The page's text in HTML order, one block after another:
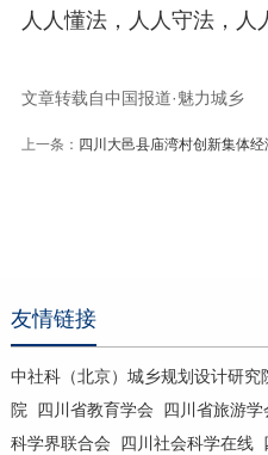
人人懂法，人人守法，人
文章转载自中国报道·魅力城乡
上一条： 四川大邑县庙湾村创新集体
友情链接
中社科（北京）城乡规划设计研究
院
四川省教育学会 四川省旅游学
科学界联合会
四川社会科学在线